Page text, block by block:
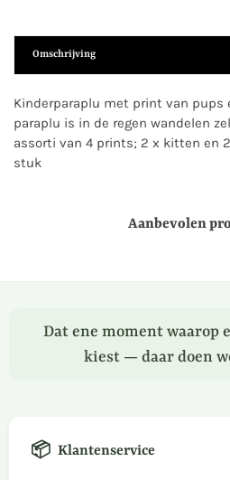
Omschrijving
Kinderparaplu met print van pups
paraplu is in de regen wandelen
assorti van 4 prints; 2 x kitten en
stuk
Aanbevolen
Dat ene moment waarop
kiest — daar doen
📦 Klantenservice